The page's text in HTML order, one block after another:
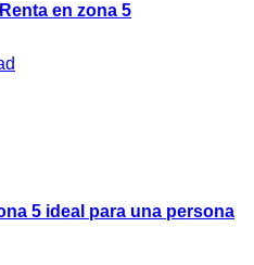
en zona 5
5 ideal para una persona